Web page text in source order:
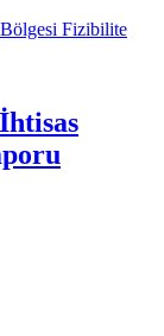
Fizibilite